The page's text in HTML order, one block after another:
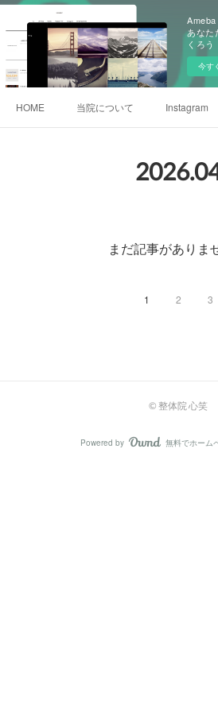
あなた
くろう
今す
HOME 当院について Instagram
2026.
まだ記事がありま
1 2 3
©︎ 整体院 心笑
Powered by AmebaOwnd
無料でホーム